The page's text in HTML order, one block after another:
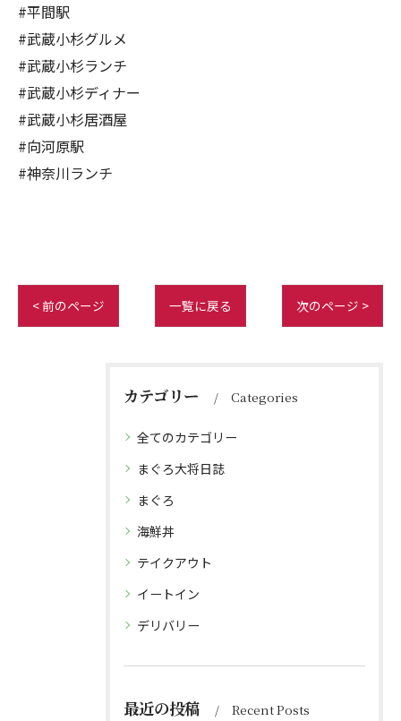
#平間駅
#武蔵小杉グルメ
#武蔵小杉ランチ
#武蔵小杉ディナー
#武蔵小杉居酒屋
#向河原駅
#神奈川ランチ
< 前のページ 一覧に戻る 次のページ >
カテゴリー Categories
全てのカテゴリー
まぐろ大将日誌
まぐろ
海鮮丼
テイクアウト
イートイン
デリバリー
最近の投稿 Recent Posts